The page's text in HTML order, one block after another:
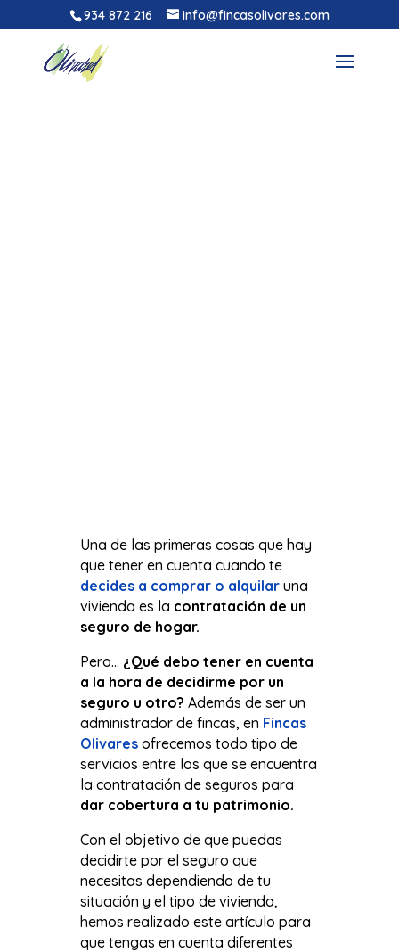
934 872 216 info@fincasolivares.com
Una de las primeras cosas que hay
que tener en cuenta cuando te
decides a comprar o alquilaruna
vivienda es la contratación de un
seguro de hogar.
Pero… ¿Qué debo tener en cuenta
a la hora de decidirme por un
seguro u otro? Además de ser un
administrador de fincas, en Fincas
Olivaresofrecemos todo tipo de
servicios entre los que se encuentra
la contratación de seguros para
dar cobertura a tu patrimonio.
Con el objetivo de que puedas
decidirte por el seguro que
necesitas dependiendo de tu
situación y el tipo de vivienda,
hemos realizado este artículo para
que tengas en cuenta diferentes